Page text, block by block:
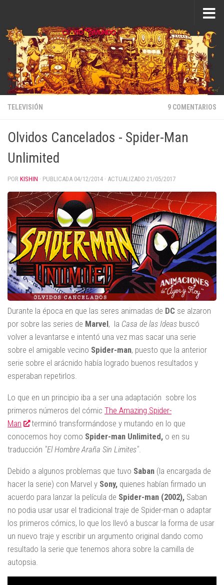
TELEVISIÓN 9 COMENTARIOS
Olvidos Cancelados - Spider-Man
Unlimited
POR KISHIN · PUBLICADA 04/12/2014 · ACTUALIZADO 21/05/2017
Durante la época en que las seres animadas de DC se alzaron
por sobre las series de Marvel, la Casa de las Ideas buscó
volver a levantarse e intentó una vez mas sacar una serie
sobre el amigable vecino Spider-man, puesto que la anterior
serie sobre el arácnido había logrado buenos resultados y
esperaban repetirlos.
Lo que en un principio iba a ser una adaptación sobre los
primeros números del cómic The Amazing Spider-
Man
terminó transformándose y mutando en lo que
conocemos hoy como Spider-man Unlimited, o en su
traducción "El Hombre Araña Sin Limites"
Debido a algunos problemas que tuvo Saban (la encargada de
hacer la serie) con Marvel y Sony, quienes habían firmado un
acuerdo para lanzar la película de Spider-man (2002), Saban
no podia usar usar el tradicional traje de Spider-man o adaptar
los primeros cómics, lo que los llevó a buscar la forma de usar
un nuevo traje y escribir un argumento original dando como
resultado la serie que tenemos ahora sobre la camilla de
autopsia.